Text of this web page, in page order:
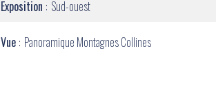
Exposition Sud-ouest
Vue Panoramique Montagnes Collines